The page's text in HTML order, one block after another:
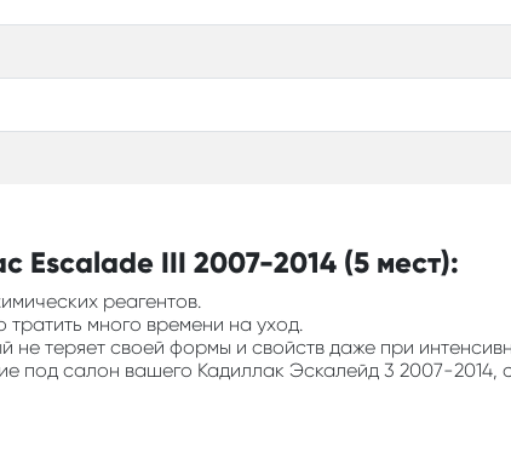
Escalade III 2007-2014 (5 мест):
реагентов.
много времени на уход.
не теряет своей формы и свойств даже при
под салон вашего Кадиллак Эскалейд 3 2007-2014,